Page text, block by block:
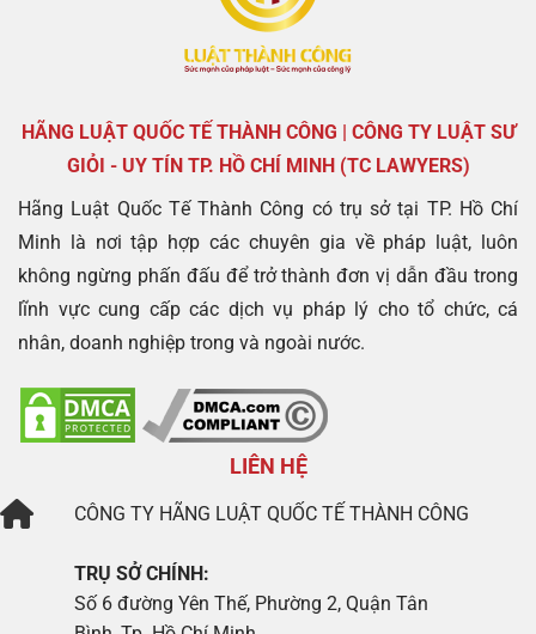
HÃNG LUẬT QUỐC TẾ THÀNH CÔNG | CÔNG TY LUẬT SƯ
GIỎI - UY TÍN TP. HỒ CHÍ MINH (TC LAWYERS)
Hãng Luật Quốc Tế Thành Công có trụ sở tại TP. Hồ Chí
Minh là nơi tập hợp các chuyên gia về pháp luật, luôn
không ngừng phấn đấu để trở thành đơn vị dẫn đầu trong
lĩnh vực cung cấp các dịch vụ pháp lý cho tổ chức, cá
nhân, doanh nghiệp trong và ngoài nước.
LIÊN HỆ
CÔNG TY HÃNG LUẬT QUỐC TẾ THÀNH CÔNG
TRỤ SỞ CHÍNH:
Số 6 đường Yên Thế, Phường 2, Quận Tân